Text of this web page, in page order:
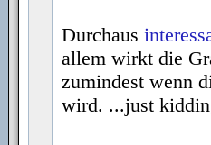
Durchaus
allem wirkt die
zumindest wenn
wird. ...just